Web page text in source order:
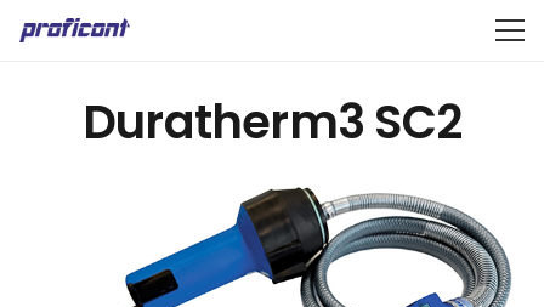
Duratherm3 SC2